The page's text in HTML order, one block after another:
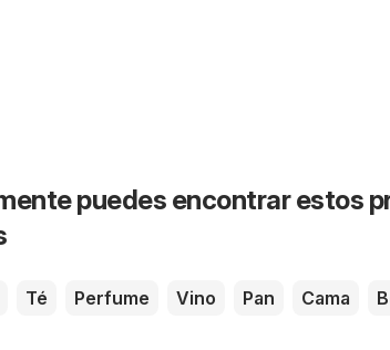
puedes encontrar estos
Té Perfume Vino Pan Cama